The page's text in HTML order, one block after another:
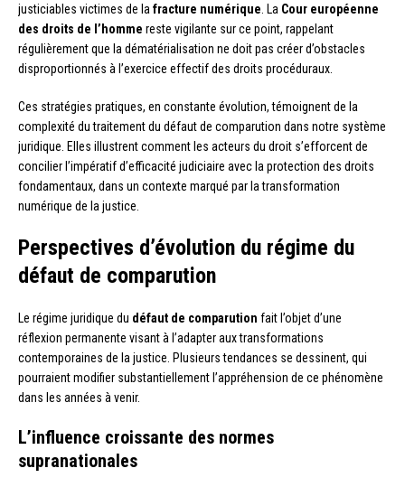
justiciables victimes de la fracture numérique . La Cour européenne
des droits de l’homme reste vigilante sur ce point, rappelant
régulièrement que la dématérialisation ne doit pas créer d’obstacles
disproportionnés à l’exercice effectif des droits procéduraux.
Ces stratégies pratiques, en constante évolution, témoignent de la
complexité du traitement du défaut de comparution dans notre système
juridique. Elles illustrent comment les acteurs du droit s’efforcent de
concilier l’impératif d’efficacité judiciaire avec la protection des droits
fondamentaux, dans un contexte marqué par la transformation
numérique de la justice.
Perspectives d’évolution du régime du
défaut de comparution
Le régime juridique du défaut de comparution fait l’objet d’une
réflexion permanente visant à l’adapter aux transformations
contemporaines de la justice. Plusieurs tendances se dessinent, qui
pourraient modifier substantiellement l’appréhension de ce phénomène
dans les années à venir.
L’influence croissante des normes
supranationales